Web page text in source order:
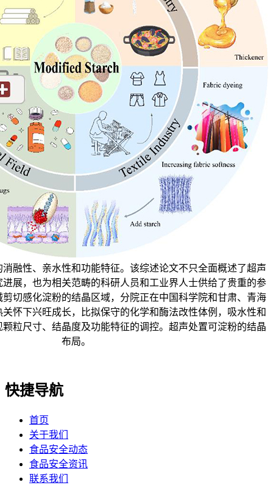
融性、亲水性和功能特征。该综述论文不只全面概述了超声
展，也为相关范畴的科研人员和工业界人士供给了贵重的参
切感化淀粉的结晶区域，分院正在中国科学院和甘肃、青海
怀下兴旺成长，比拟保守的化学和酶法改性体例，吸水性和
粒尺寸、结晶度及功能特征的调控。超声处置可淀粉的结晶
布局。
快捷导航
首页
关于我们
食品安全动态
食品安全资讯
联系我们